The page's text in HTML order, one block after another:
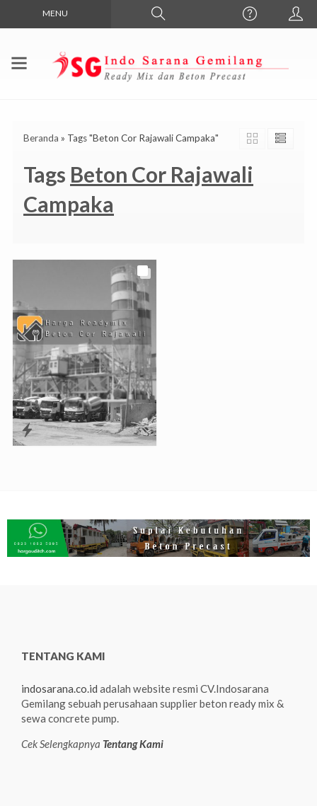
MENU
Beranda » Tags "Beton Cor Rajawali Campaka"
Tags Beton Cor Rajawali
Campaka
TENTANG KAMI
indosarana.co.id adalah website resmi CV.Indosarana
Gemilang sebuah perusahaan supplier beton ready mix &
sewa concrete pump.
Cek Selengkapnya Tentang Kami